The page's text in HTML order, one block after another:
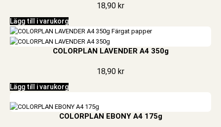
18,90 kr
Lägg till i varukorg
COLORPLAN LAVENDER A4 350g
18,90 kr
Lägg till i varukorg
COLORPLAN EBONY A4 175g